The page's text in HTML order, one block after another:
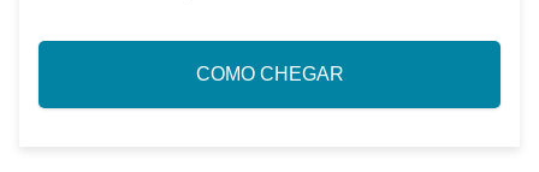
COMO CHEGAR